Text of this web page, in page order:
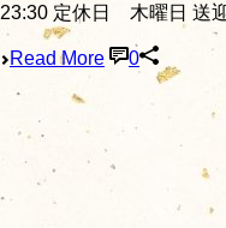
23:30 定休日 木曜日 送
Read More 0